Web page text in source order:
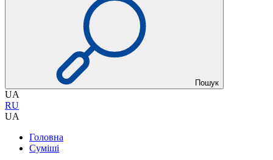
Пошук
UA
RU
UA
Головна
Суміші